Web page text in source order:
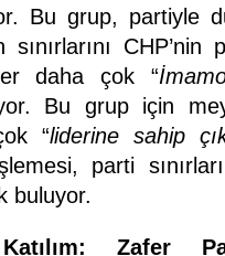
Bu grup, partiyle
daha çok “
Bu grup için
“liderine sahip
parti
buluyor.
Zafer